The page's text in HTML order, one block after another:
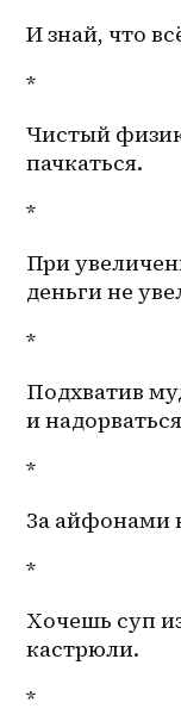
И знай, что
*
Чистый физик
пачкаться.
*
При
деньги не
*
Подхватив
и
*
За айфонами
*
Хочешь суп
кастрюли.
*